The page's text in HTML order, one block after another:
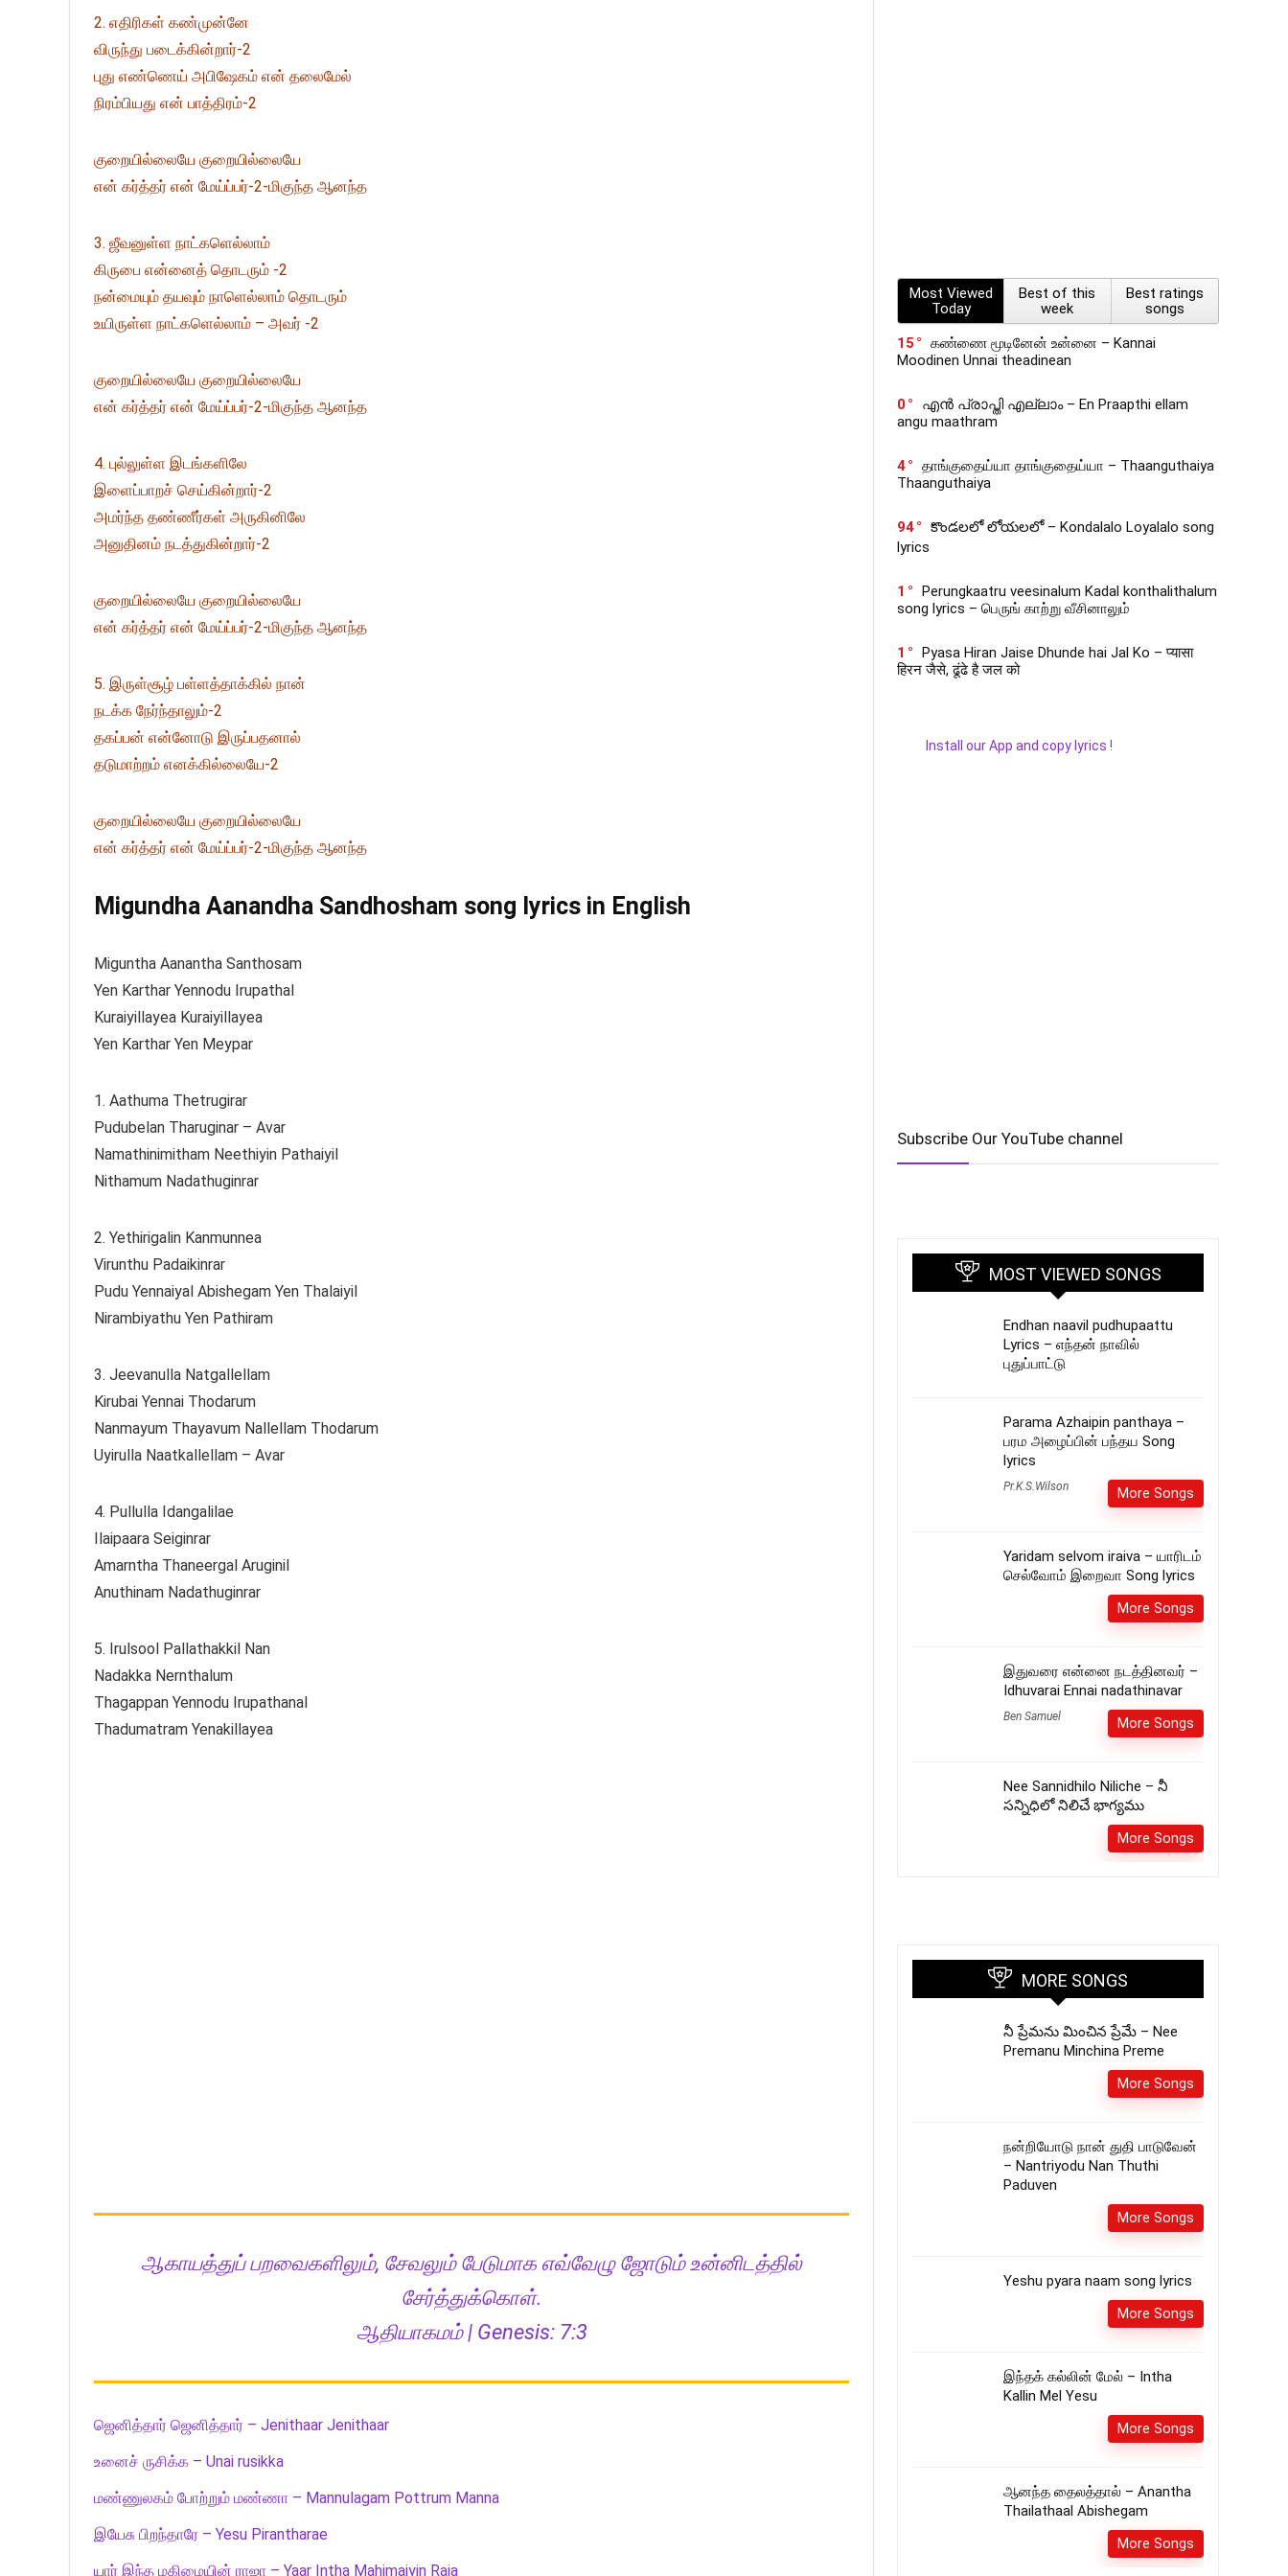
2. எதிரிகள் கண்முன்னே
விருந்து படைக்கின்றார்-2
புது எண்ணெய் அபிஷேகம் என் தலைமேல்
நிரம்பியது என் பாத்திரம்-2
குறையில்லையே குறையில்லையே
என் கர்த்தர் என் மேய்ப்பர்-2-மிகுந்த ஆனந்த
3. ஜீவனுள்ள நாட்களெல்லாம்
கிருபை என்னைத் தொடரும் -2
நன்மையும் தயவும் நாளெல்லாம் தொடரும்
உயிருள்ள நாட்களெல்லாம் – அவர் -2
குறையில்லையே குறையில்லையே
என் கர்த்தர் என் மேய்ப்பர்-2-மிகுந்த ஆனந்த
4. புல்லுள்ள இடங்களிலே
இளைப்பாறச் செய்கின்றார்-2
அமர்ந்த தண்ணீர்கள் அருகினிலே
அனுதினம் நடத்துகின்றார்-2
குறையில்லையே குறையில்லையே
என் கர்த்தர் என் மேய்ப்பர்-2-மிகுந்த ஆனந்த
5. இருள்சூழ் பள்ளத்தாக்கில் நான்
நடக்க நேர்ந்தாலும்-2
தகப்பன் என்னோடு இருப்பதனால்
தடுமாற்றம் எனக்கில்லையே-2
குறையில்லையே குறையில்லையே
என் கர்த்தர் என் மேய்ப்பர்-2-மிகுந்த ஆனந்த
Migundha Aanandha Sandhosham song lyrics in English
Miguntha Aanantha Santhosam
Yen Karthar Yennodu Irupathal
Kuraiyillayea Kuraiyillayea
Yen Karthar Yen Meypar
1. Aathuma Thetrugirar
Pudubelan Tharuginar – Avar
Namathinimitham Neethiyin Pathaiyil
Nithamum Nadathuginrar
2. Yethirigalin Kanmunnea
Virunthu Padaikinrar
Pudu Yennaiyal Abishegam Yen Thalaiyil
Nirambiyathu Yen Pathiram
3. Jeevanulla Natgallellam
Kirubai Yennai Thodarum
Nanmayum Thayavum Nallellam Thodarum
Uyirulla Naatkallellam – Avar
4. Pullulla Idangalilae
Ilaipaara Seiginrar
Amarntha Thaneergal Aruginil
Anuthinam Nadathuginrar
5. Irulsool Pallathakkil Nan
Nadakka Nernthalum
Thagappan Yennodu Irupathanal
Thadumatram Yenakillayea
ஆகாயத்துப் பறவைகளிலும், சேவலும் பேடுமாக எவ்வேழு ஜோடும் உன்னிடத்தில்
சேர்த்துக்கொள்.
ஆதியாகமம் | Genesis: 7:3
ஜெனித்தார் ஜெனித்தார் – Jenithaar Jenithaar
உனைச் ருசிக்க – Unai rusikka
மண்ணுலகம் போற்றும் மண்ணா – Mannulagam Pottrum Manna
இயேசு பிறந்தாரே – Yesu Pirantharae
யார் இந்த மகிமையின் ராஜா – Yaar Intha Mahimaiyin Raja
Most Viewed
Today
Best of this
week
Best ratings
songs
15
கண்ணை மூடினேன் உன்னை – Kannai
Moodinen Unnai theadinean
0
എൻ പ്രാപ്തി എല്ലാം – En Praapthi ellam
angu maathram
4
தாங்குதைய்யா தாங்குதைய்யா – Thaanguthaiya
Thaanguthaiya
94
కొండలలో లోయలలో – Kondalalo Loyalalo song
lyrics
1
Perungkaatru veesinalum Kadal konthalithalum
song lyrics – பெருங் காற்று வீசினாலும்
1
Pyasa Hiran Jaise Dhunde hai Jal Ko – प्यासा
हिरन जैसे, ढूंढे है जल को
Install our App and copy lyrics !
Subscribe Our YouTube channel
MOST VIEWED SONGS
Endhan naavil pudhupaattu
Lyrics – எந்தன் நாவில்
புதுப்பாட்டு
Parama Azhaipin panthaya –
பரம அழைப்பின் பந்தய Song
lyrics
Pr.K.S.Wilson More Songs
Yaridam selvom iraiva – யாரிடம்
செல்வோம் இறைவா Song lyrics
More Songs
இதுவரை என்னை நடத்தினவர் –
Idhuvarai Ennai nadathinavar
Ben Samuel More Songs
Nee Sannidhilo Niliche – నీ
సన్నిధిలో నిలిచే భాగ్యము
More Songs
MORE SONGS
నీ ప్రేమను మించిన ప్రేమే – Nee
Premanu Minchina Preme
More Songs
நன்றியோடு நான் துதி பாடுவேன்
– Nantriyodu Nan Thuthi
Paduven
More Songs
Yeshu pyara naam song lyrics
More Songs
இந்தக் கல்லின் மேல் – Intha
Kallin Mel Yesu
More Songs
ஆனந்த தைலத்தால் – Anantha
Thailathaal Abishegam
More Songs